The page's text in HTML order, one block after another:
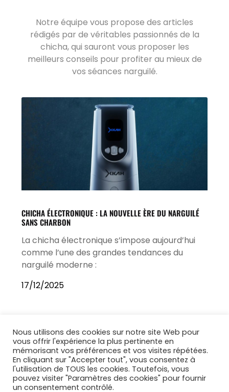
Notre équipe vous propose des articles
rédigés par de véritables passionnés de la
chicha, qui sauront vous proposer les
meilleurs conseils pour profiter au mieux de
vos séances narguilé.
CHICHA ÉLECTRONIQUE : LA NOUVELLE ÈRE DU NARGUILÉ
SANS CHARBON
La chicha électronique s’impose aujourd’hui
comme l’une des grandes tendances du
narguilé moderne :
17/12/2025
Nous utilisons des cookies sur notre site Web pour
vous offrir l'expérience la plus pertinente en
mémorisant vos préférences et vos visites répétées.
En cliquant sur "Accepter tout", vous consentez à
l'utilisation de TOUS les cookies. Toutefois, vous
pouvez visiter "Paramètres des cookies" pour fournir
un consentement contrôlé.